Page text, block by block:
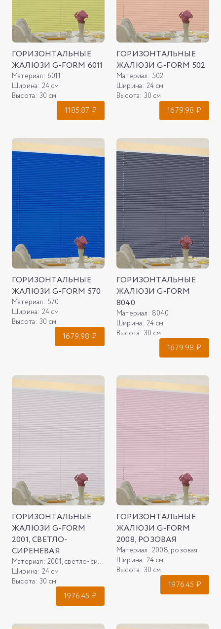
ГОРИЗОНТАЛЬНЫЕ
ЖАЛЮЗИ G-FORM 6011
Материал: 6011
Ширина: 24 см
Высота: 30 см
1185.87 ₽
ГОРИЗОНТАЛЬНЫЕ
ЖАЛЮЗИ G-FORM 502
Материал: 502
Ширина: 24 см
Высота: 30 см
1679.98 ₽
ГОРИЗОНТАЛЬНЫЕ
ЖАЛЮЗИ G-FORM 570
Материал: 570
Ширина: 24 см
Высота: 30 см
1679.98 ₽
ГОРИЗОНТАЛЬНЫЕ
ЖАЛЮЗИ G-FORM
8040
Материал: 8040
Ширина: 24 см
Высота: 30 см
1679.98 ₽
ГОРИЗОНТАЛЬНЫЕ
ЖАЛЮЗИ G-FORM
2001, СВЕТЛО-
СИРЕНЕВАЯ
Материал: 2001, светло-сиреневая
Ширина: 24 см
Высота: 30 см
1976.45 ₽
ГОРИЗОНТАЛЬНЫЕ
ЖАЛЮЗИ G-FORM
2008, РОЗОВАЯ
Материал: 2008, розовая
Ширина: 24 см
Высота: 30 см
1976.45 ₽